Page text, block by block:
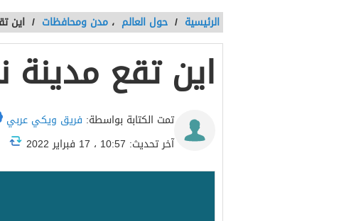
الرئيسية / حول العالم ، مدن ومحافظات / اين
اين تقع مدينة
تمت الكتابة بواسطة: فريق ويكي عربي
آخر تحديث: 10:57 ، 17 فبراير 2022